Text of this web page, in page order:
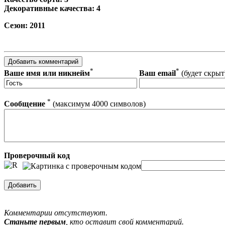
Декоративные качества: 4
Сезон: 2011
Ваше имя или никнейм* Ваш email* (будет
Сообщение * (максимум 4000 символов)
Проверочный код
Комментарии отсутствуют.
Станьте первым , кто оставит свой комментарий.